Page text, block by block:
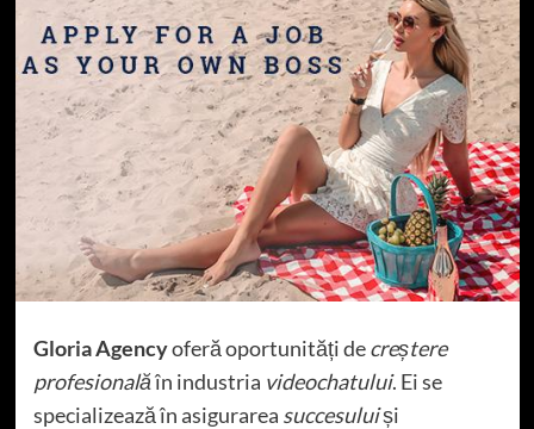
Gloria Agencyoferă oportunități decreștere
profesionalăîn industria videochatului. Ei se
specializează în asigurarea succesuluiși